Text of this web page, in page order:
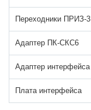
Переходники ПРИЗ-3
Адаптер ПК-СКС6
Адаптер интерфейса
Плата интерфейса